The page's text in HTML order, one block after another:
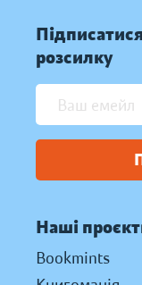
розсилку
Наші
Bookmints